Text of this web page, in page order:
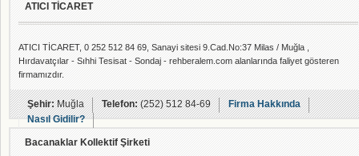
ATICI TİCARET
ATICI TİCARET, 0 252 512 84 69, Sanayi sitesi 9.Cad.No:37 Milas / Muğla ,
Hırdavatçılar - Sıhhi Tesisat - Sondaj - rehberalem.com alanlarında faliyet gösteren
firmamızdır.
Şehir:Muğla Telefon:(252) 512 84-69
Firma Hakkında
Nasıl Gidilir?
Bacanaklar Kollektif Şirketi